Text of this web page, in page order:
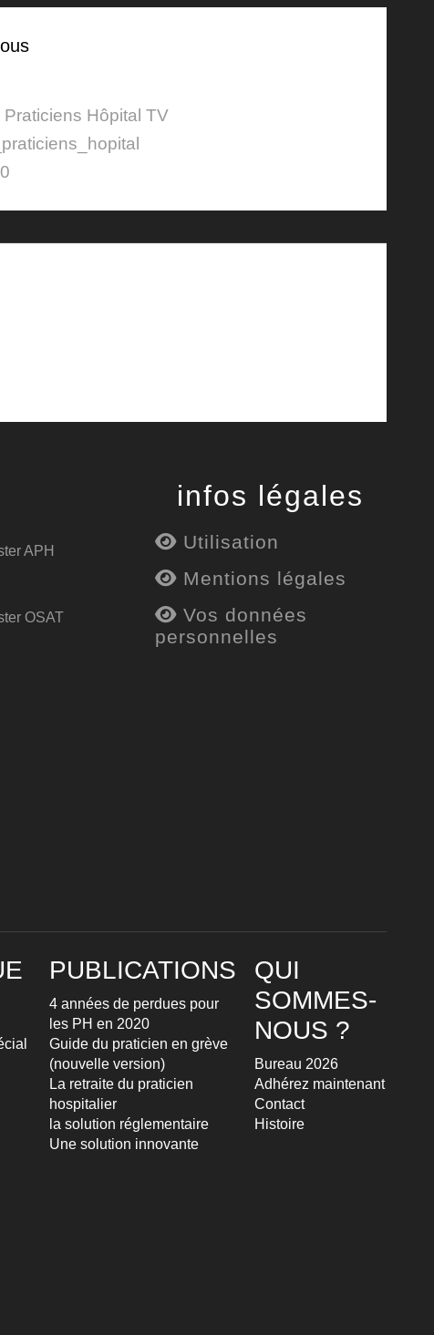
Praticiens Hôpital TV
APH
OSAT
infos légales
Utilisation
Mentions légales
Vos données
personnelles
PUBLICATIONS
4 années de perdues pour
les PH en 2020
Guide du praticien en grève
(nouvelle version)
La retraite du praticien
hospitalier
la solution réglementaire
Une solution innovante
QUI
SOMMES-
NOUS ?
Bureau 2026
Adhérez maintenant
Contact
Histoire